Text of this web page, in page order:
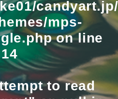
mps-
on line
14
to read